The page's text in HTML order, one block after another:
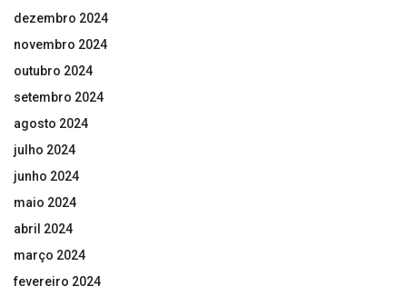
dezembro 2024
novembro 2024
outubro 2024
setembro 2024
agosto 2024
julho 2024
junho 2024
maio 2024
abril 2024
março 2024
fevereiro 2024